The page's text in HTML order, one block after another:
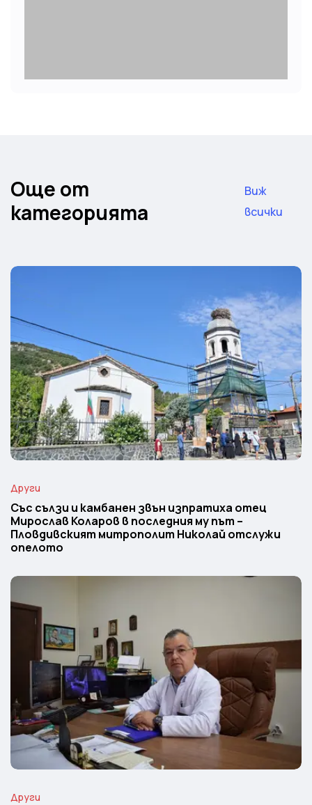
Още от
категорията
Виж
всички
Други
Със сълзи и камбанен звън изпратиха отец
Мирослав Коларов в последния му път –
Пловдивският митрополит Николай отслужи
опелото
Други